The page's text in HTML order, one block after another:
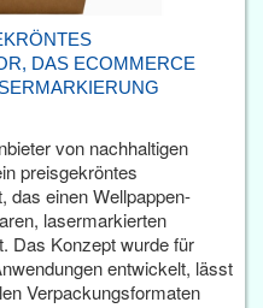
DAS ECOMMERCE
von nachhaltigen
preisgekröntes
das einen Wellpappen-
lasermarkierten
Das Konzept wurde für
entwickelt, lässt
Verpackungsformaten